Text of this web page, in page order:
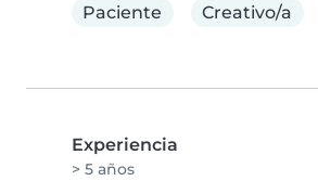
Paciente
Creativo/a
Experiencia
> 5 años